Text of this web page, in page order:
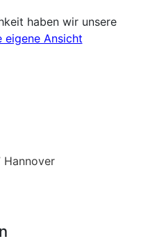
haben wir unsere
eigene Ansicht
Hannover